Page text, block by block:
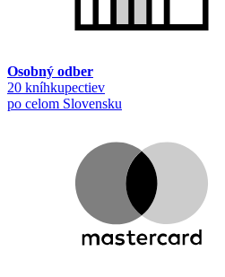
Osobný odber
20 kníhkupectiev
po celom Slovensku